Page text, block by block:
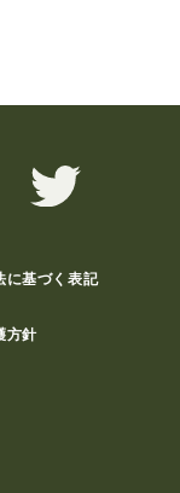
に基づく表記
方針